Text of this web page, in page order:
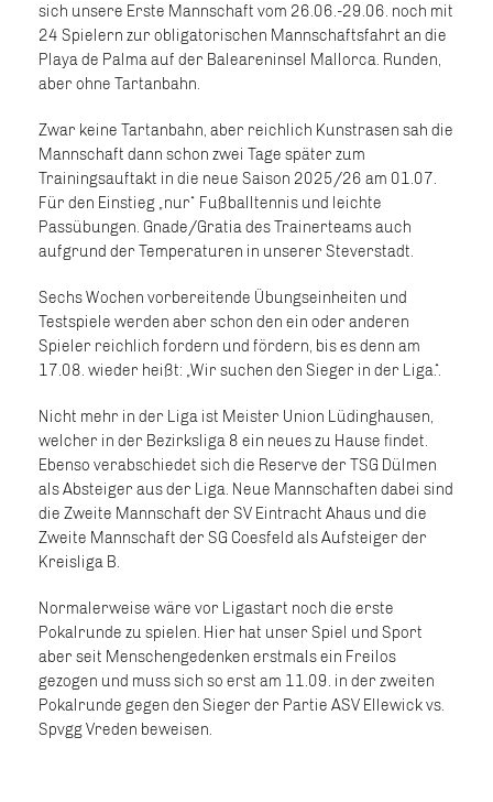
sich unsere Erste Mannschaft vom 26.06.-29.06. noch mit
24 Spielern zur obligatorischen Mannschaftsfahrt an die
Playa de Palma auf der Baleareninsel Mallorca. Runden,
aber ohne Tartanbahn.
Zwar keine Tartanbahn, aber reichlich Kunstrasen sah die
Mannschaft dann schon zwei Tage später zum
Trainingsauftakt in die neue Saison 2025/26 am 01.07.
Für den Einstieg „nur“ Fußballtennis und leichte
Passübungen. Gnade/Gratia des Trainerteams auch
aufgrund der Temperaturen in unserer Steverstadt.
Sechs Wochen vorbereitende Übungseinheiten und
Testspiele werden aber schon den ein oder anderen
Spieler reichlich fordern und fördern, bis es denn am
17.08. wieder heißt: „Wir suchen den Sieger in der Liga.“.
Nicht mehr in der Liga ist Meister Union Lüdinghausen,
welcher in der Bezirksliga 8 ein neues zu Hause findet.
Ebenso verabschiedet sich die Reserve der TSG Dülmen
als Absteiger aus der Liga. Neue Mannschaften dabei sind
die Zweite Mannschaft der SV Eintracht Ahaus und die
Zweite Mannschaft der SG Coesfeld als Aufsteiger der
Kreisliga B.
Normalerweise wäre vor Ligastart noch die erste
Pokalrunde zu spielen. Hier hat unser Spiel und Sport
aber seit Menschengedenken erstmals ein Freilos
gezogen und muss sich so erst am 11.09. in der zweiten
Pokalrunde gegen den Sieger der Partie ASV Ellewick vs.
Spvgg Vreden beweisen.